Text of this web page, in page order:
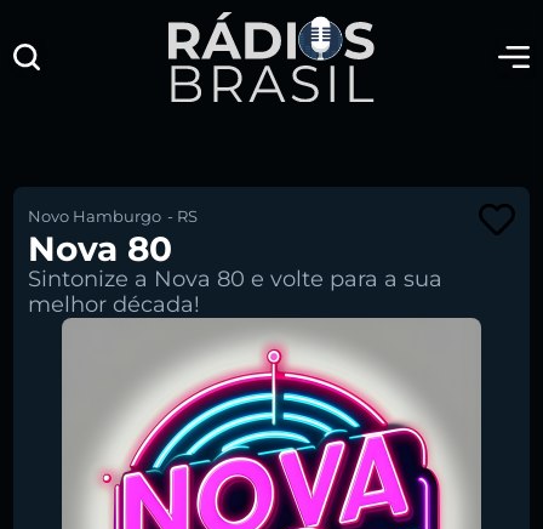
Novo Hamburgo - RS
Nova 80
Sintonize a Nova 80 e volte para a sua
melhor década!